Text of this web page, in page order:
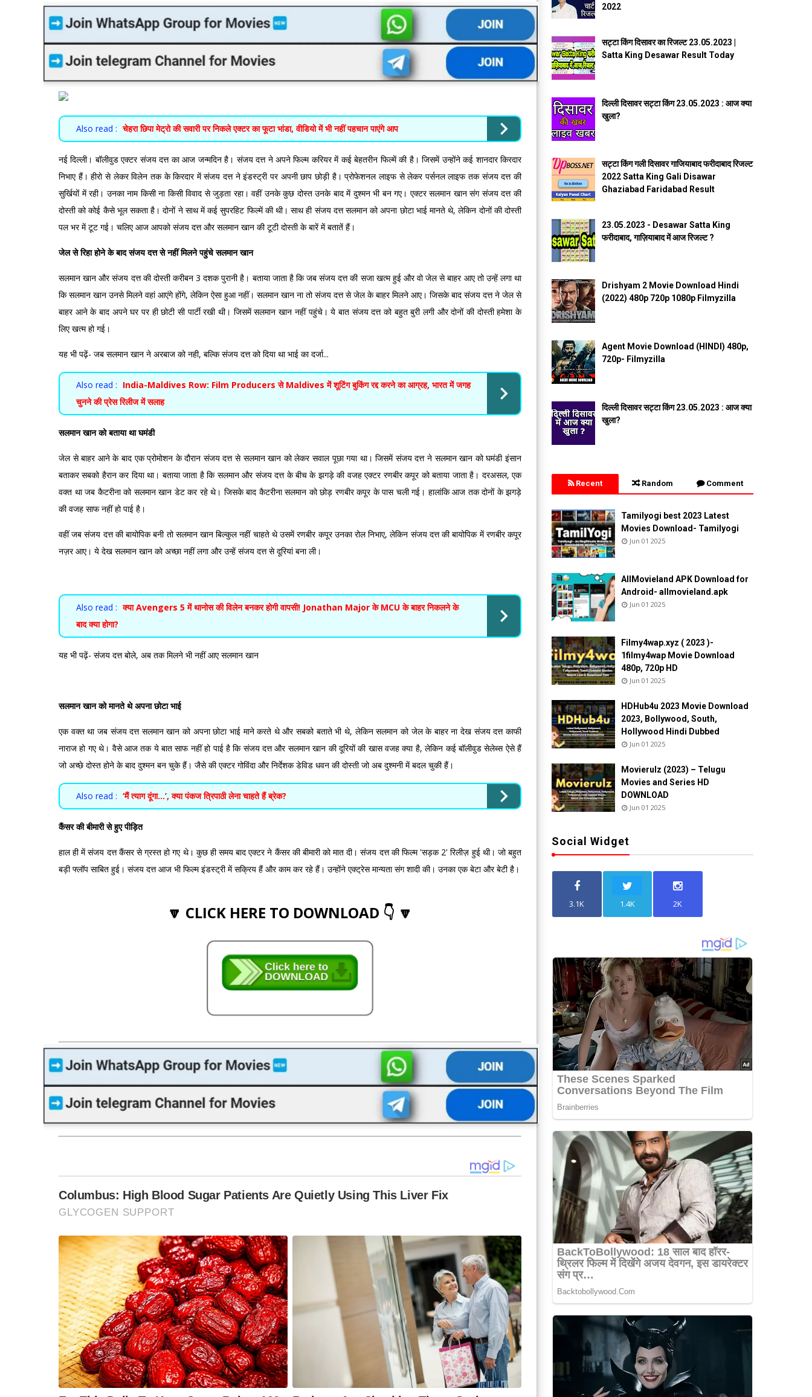
Also read : चेहरा छिपा मेट्रो की सवारी पर निकले एक्टर का फूटा भांडा, वीडियो में भी नहीं पहचान पाएंगे आप
नई दिल्ली। बॉलीवुड एक्टर संजय दत्त का आज जन्मदिन है। संजय दत्त ने अपने फिल्म करियर में कई बेहतरीन फिल्में की है। जिसमें उन्होंने कई शानदार किरदार
निभाए हैं। हीरो से लेकर विलेन तक के किरदार में संजय दत्त ने इंडस्ट्री पर अपनी छाप छोड़ी है। प्रोफेशनल लाइफ से लेकर पर्सनल लाइफ तक संजय दत्त की
सुर्खियों में रही। उनका नाम किसी ना किसी विवाद से जुड़ता रहा। वहीं उनके कुछ दोस्त उनके बाद में दुश्मन भी बन गए। एक्टर सलमान खान संग संजय दत्त की
दोस्ती को कोई कैसे भूल सकता है। दोनों ने साथ में कई सुपरहिट फिल्में की थी। साथ ही संजय दत्त सलमान को अपना छोटा भाई मानते थे, लेकिन दोनों की दोस्ती
पल भर में टूट गई। चलिए आज आपको संजय दत्त और सलमान खान की टूटी दोस्ती के बारें में बतातें हैं।
जेल से रिहा होने के बाद संजय दत्त से नहीं मिलने पहुंचे सलमान खान
सलमान खान और संजय दत्त की दोस्ती करीबन 3 दशक पुरानी है। बताया जाता है कि जब संजय दत्त की सजा खत्म हुई और वो जेल से बाहर आए तो उन्हें लगा था
कि सलमान खान उनसे मिलने वहां आएंगे होंगे, लेकिन ऐसा हुआ नहीं। सलमान खान ना तो संजय दत्त से जेल के बाहर मिलने आए। जिसके बाद संजय दत्त ने जेल से
बाहर आने के बाद अपने घर पर ही छोटी सी पार्टी रखी थी। जिसमें सलमान खान नहीं पहुंचे। ये बात संजय दत्त को बहुत बुरी लगी और दोनों की दोस्ती हमेशा के
लिए खत्म हो गई।
यह भी पढ़ें- जब सलमान खान ने अरबाज को नही, बल्कि संजय दत्त को दिया था भाई का दर्जा...
Also read : India-Maldives Row: Film Producers से Maldives में शूटिंग बुकिंग रद्द करने का आग्रह, भारत में जगह
चुनने की प्रेस रिलीज में सलाह
सलमान खान को बताया था घमंडी
जेल से बाहर आने के बाद एक प्रोमोशन के दौरान संजय दत्त से सलमान खान को लेकर सवाल पूछा गया था। जिसमें संजय दत्त ने सलमान खान को घमंडी इंसान
बताकर सबको हैरान कर दिया था। बताया जाता है कि सलमान और संजय दत्त के बीच के झगड़े की वजह एक्टर रणबीर कपूर को बताया जाता है। दरअसल, एक
वक्त था जब कैटरीना को सलमान खान डेट कर रहे थे। जिसके बाद कैटरीना सलमान को छोड़ रणबीर कपूर के पास चली गई। हालांकि आज तक दोनों के झगड़े
की वजह साफ नहीं हो पाई है।
वहीं जब संजय दत्त की बायोपिक बनी तो सलमान खान बिल्कुल नहीं चाहते थे उसमें रणबीर कपूर उनका रोल निभाए, लेकिन संजय दत्त की बायोपिक में रणबीर कपूर
नज़र आए। ये देख सलमान खान को अच्छा नहीं लगा और उन्हें संजय दत्त से दूरियां बना ली।
Also read : क्या Avengers 5 में थानोस की विलेन बनकर होगी वापसी! Jonathan Major के MCU के बाहर निकलने के
बाद क्या होगा?
यह भी पढ़ें- संजय दत्त बोले, अब तक मिलने भी नहीं आए सलमान खान
सलमान खान को मानते थे अपना छोटा भाई
एक वक्त था जब संजय दत्त सलमान खान को अपना छोटा भाई माने करते थे और सबको बताते भी थे, लेकिन सलमान को जेल के बाहर ना देख संजय दत्त काफी
नाराज हो गए थे। वैसे आज तक ये बात साफ नहीं हो पाई है कि संजय दत्त और सलमान खान की दूरियों की खास वजह क्या है, लेकिन कई बॉलीवुड सेलेब्स ऐसे हैं
जो अच्छे दोस्त होने के बाद दुश्मन बन चुके हैं। जैसे की एक्टर गोविंदा और निर्देशक डेविड धवन की दोस्ती जो अब दुश्मनी में बदल चुकी हैं।
Also read : ‘मैं त्याग दूंगा…’, क्या पंकज त्रिपाठी लेना चाहते हैं ब्रेक?
कैंसर की बीमारी से हुए पीड़ित
हाल ही में संजय दत्त कैंसर से ग्रस्त हो गए थे। कुछ ही समय बाद एक्टर ने कैंसर की बीमारी को मात दी। संजय दत्त की फिल्म 'सड़क 2' रिलीज़ हुई थी। जो बहुत
बड़ी फ्लॉप साबित हुई। संजय दत्त आज भी फिल्म इंडस्ट्री में सक्रिय हैं और काम कर रहे हैं। उन्होंने एक्ट्रेस मान्यता संग शादी की। उनका एक बेटा और बेटी है।
🔽 CLICK HERE TO DOWNLOAD 👇 🔽
2022
सट्टा किंग दिसावर का रिजल्ट 23.05.2023 |
Satta King Desawar Result Today
दिल्ली दिसावर सट्टा किंग 23.05.2023 : आज क्या
खुला?
सट्टा किंग गली दिसावर गाजियाबाद फरीदाबाद रिजल्ट
2022 Satta King Gali Disawar
Ghaziabad Faridabad Result
23.05.2023 - Desawar Satta King
फरीदाबाद, गाज़ियाबाद में आज रिजल्ट ?
Drishyam 2 Movie Download Hindi
(2022) 480p 720p 1080p Filmyzilla
Agent Movie Download (HINDI) 480p,
720p- Filmyzilla
दिल्ली दिसावर सट्टा किंग 23.05.2023 : आज क्या
खुला?
Recent Random Comment
Tamilyogi best 2023 Latest
Movies Download- Tamilyogi
Jun 01 2025
AllMovieland APK Download for
Android- allmovieland.apk
Jun 01 2025
Filmy4wap.xyz ( 2023 )-
1filmy4wap Movie Download
480p, 720p HD
Jun 01 2025
HDHub4u 2023 Movie Download
2023, Bollywood, South,
Hollywood Hindi Dubbed
Jun 01 2025
Movierulz (2023) – Telugu
Movies and Series HD
DOWNLOAD
Jun 01 2025
Social Widget
3.1K 1.4K 2K